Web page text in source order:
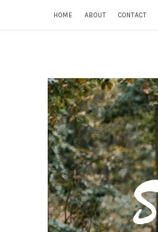
HOME ABOUT CONTACT